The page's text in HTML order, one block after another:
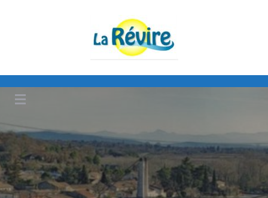
La revire